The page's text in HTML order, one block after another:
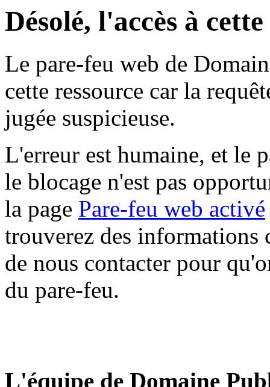
Désolé, l'accès à
Le pare-feu web de
cette ressource car la
jugée suspicieuse.
L'erreur est humaine, et le
le blocage n'est pas
la page Pare-feu web activé
trouverez des informations
de nous contacter pour
du pare-feu.
L'équipe de Domaine